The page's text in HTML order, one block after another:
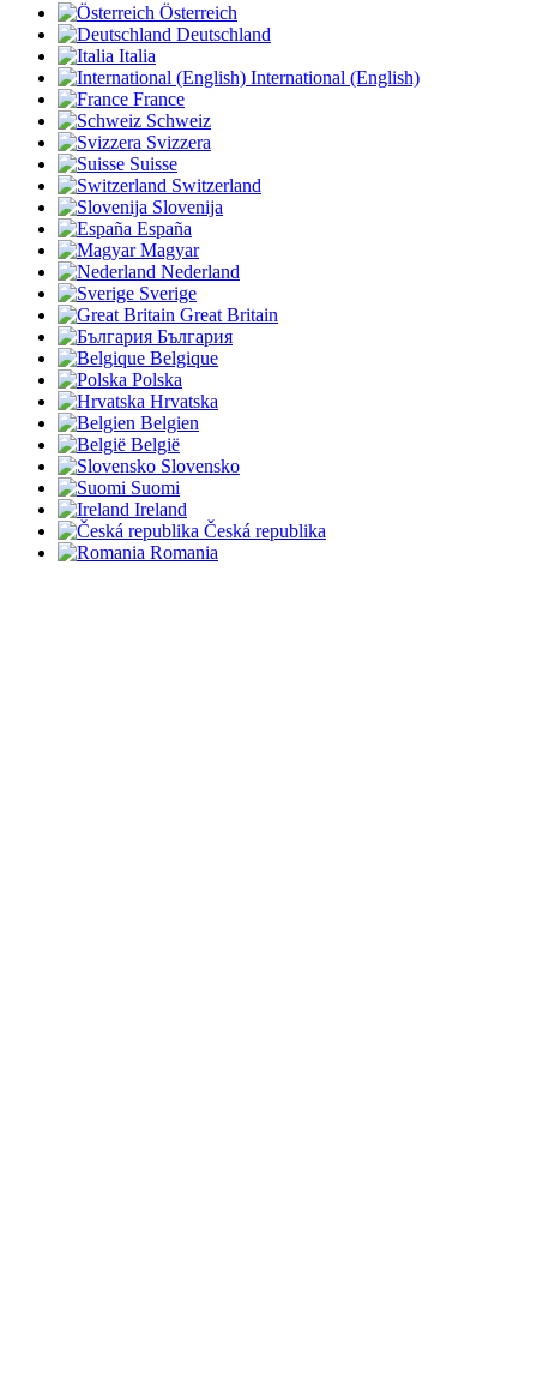
Österreich
Deutschland
Italia
International (English)
France
Schweiz
Svizzera
Suisse
Switzerland
Slovenija
España
Magyar
Nederland
Sverige
Great Britain
България
Belgique
Polska
Hrvatska
Belgien
België
Slovensko
Suomi
Ireland
Česká republika
Romania